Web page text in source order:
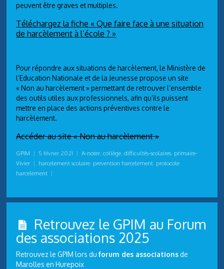
peuvent être graves et multiples.
Téléchargez la fiche « Que faire face à une situation
de harcèlement à l’école ? »
Pour répondre aux situations de harcèlement, le Ministère de
l’Education Nationale et de la Jeunesse propose un site
« Non au harcèlement » permettant de retrouver l’ensemble
des outils utiles aux professionnels, afin qu’ils puissent
mettre en place des actions préventives contre le
harcèlement.
Accéder au site « Non au harcèlement »
GPIM | 5 février 2021 | A-noter,collège,difficultés-scolaires, primaire-
Vivier | harcelement scolaire, prevention harcelement, protocole
harcelement |
Retrouvez le GPIM au Forum
des associations 2025
Retrouvez le GPIM lors duforum des associationsde
Marolles en Hurepoix